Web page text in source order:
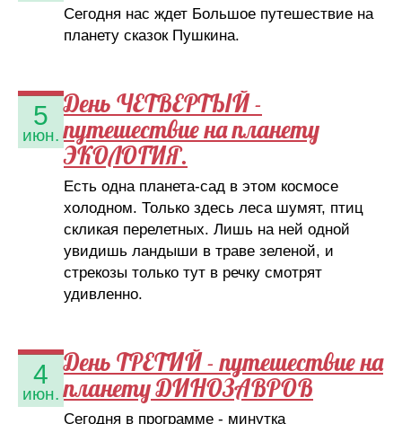
Сегодня нас ждет Большое путешествие на
планету сказок Пушкина.
5
июн.
День ЧЕТВЕРТЫЙ -
путешествие на планету
ЭКОЛОГИЯ.
Есть одна планета-сад в этом космосе
холодном. Только здесь леса шумят, птиц
скликая перелетных. Лишь на ней одной
увидишь ландыши в траве зеленой, и
стрекозы только тут в речку смотрят
удивленно.
4
июн.
День ТРЕТИЙ - путешествие на
планету ДИНОЗАВРОВ
Сегодня в программе - минутка